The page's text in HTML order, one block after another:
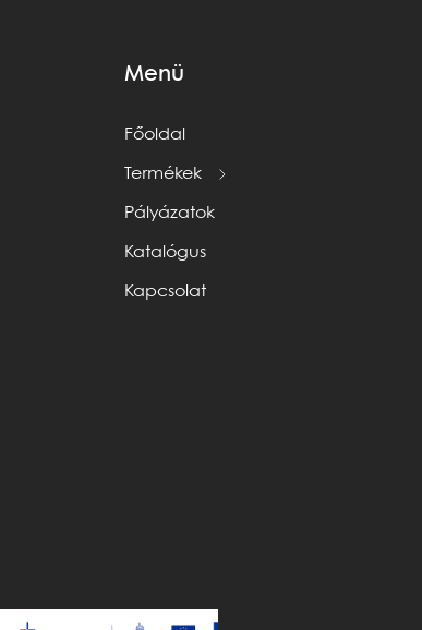
Menü
Főoldal
Termékek
Pályázatok
Katalógus
Kapcsolat